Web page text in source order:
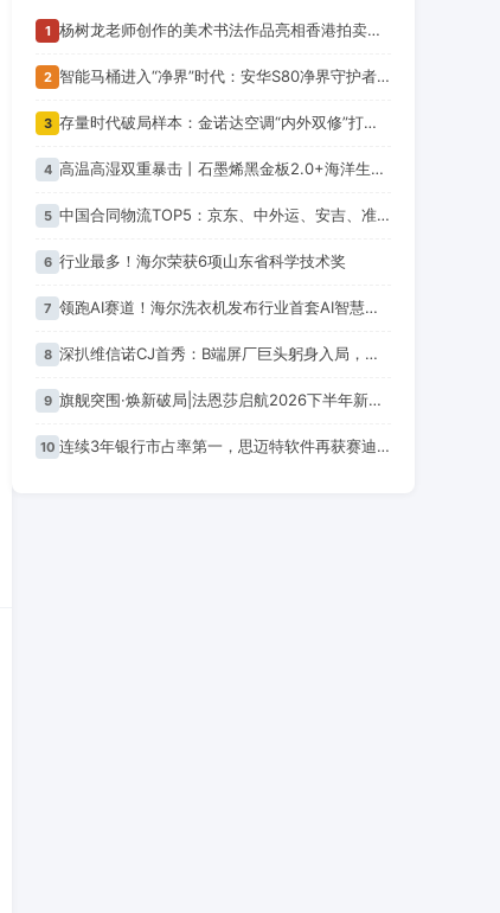
1 杨树龙老师创作的美术书法作品亮相香港拍卖预展现场
2 智能马桶进入“净界”时代：安华S80净界守护者以技术创新回应健康消费升级
3 存量时代破局样本：金诺达空调“内外双修”打开增长空间
4 高温高湿双重暴击丨石墨烯黑金板2.0+海洋生态板，全屋防潮抗菌双防护
5 中国合同物流TOP5：京东、中外运、安吉、准时达、日日顺
6 行业最多！海尔荣获6项山东省科学技术奖
7 领跑AI赛道！海尔洗衣机发布行业首套AI智慧洗护方案
8 深扒维信诺CJ首秀：B端屏厂巨头躬身入局，为年轻人造「新玩具」，一场屏幕破圈实验打响
9 旗舰突围·焕新破局|法恩莎启航2026下半年新篇章
10 连续3年银行市占率第一，思迈特软件再获赛迪权威认可